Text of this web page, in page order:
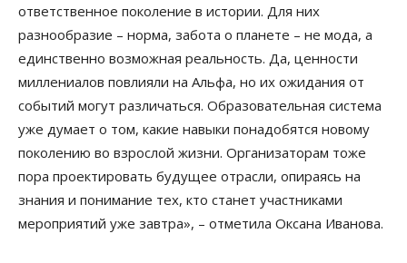
ответственное поколение в истории. Для них
разнообразие – норма, забота о планете – не мода, а
единственно возможная реальность. Да, ценности
миллениалов повлияли на Альфа, но их ожидания от
событий могут различаться. Образовательная система
уже думает о том, какие навыки понадобятся новому
поколению во взрослой жизни. Организаторам тоже
пора проектировать будущее отрасли, опираясь на
знания и понимание тех, кто станет участниками
мероприятий уже завтра», – отметила Оксана Иванова.